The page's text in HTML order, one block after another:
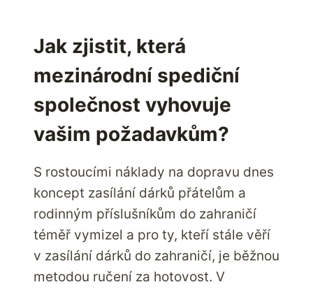
Jak zjistit, která
mezinárodní spediční
společnost vyhovuje
vašim požadavkům?
S rostoucími náklady na dopravu dnes
koncept zasílání dárků přátelům a
rodinným příslušníkům do zahraničí
téměř vymizel a pro ty, kteří stále věří
v zasílání dárků do zahraničí, je běžnou
metodou ručení za hotovost. V